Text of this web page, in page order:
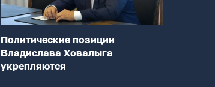
Политические позиции
Владислава Ховалыга
укрепляются